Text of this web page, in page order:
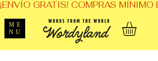
¡ENVÍO GRATIS! COMPRAS MÍNIMO
ME
NU